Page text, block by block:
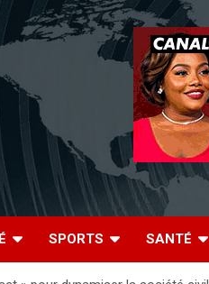
SPORTS SANTÉ